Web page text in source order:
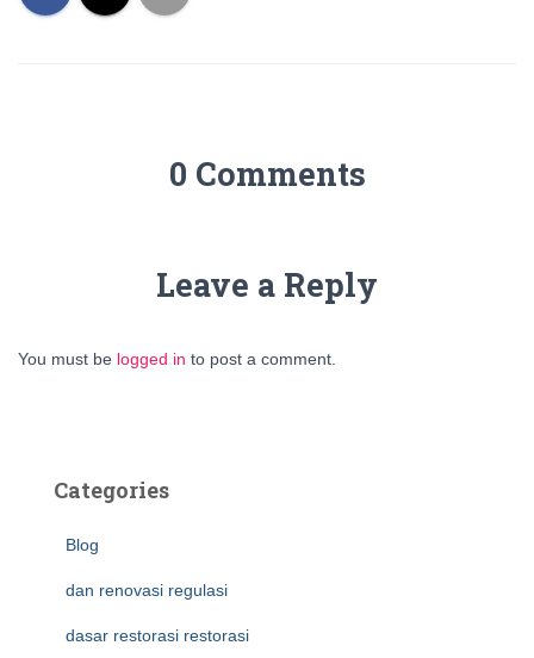
0 Comments
Leave a Reply
You must be logged in to post a comment.
Categories
Blog
dan renovasi regulasi
dasar restorasi restorasi